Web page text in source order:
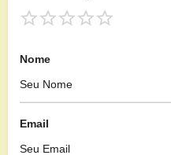
Nome
Email